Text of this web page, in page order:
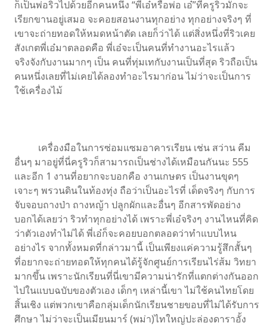
ก็เป็นพ่อริวไปด้วยอีกคนหนึ่ง “พี่เอ๋หรือพ่อ เอ๋”ที่ครูริวมักจะ
เรียกขานอยู่เสมอ จะคอยสอนงานทุกอย่าง ทุกอย่างจริงๆ ที่
เขาจะถ่ายทอดให้หมดหน้าตัด เลยก็ว่าได้ แต่สิ่งหนึ่งที่ริวเคย
สังเกตพี่เอ๋มาตลอดคือ พี่เอ๋จะเป็นคนที่ทํางานอะไรแล้ว
จริงจังกับงานมากๆ เป็น คนที่ทุ่มเทกับงานเป็นที่สุด ริวถือเป็น
คนหนึ่งเลยที่ไม่เคยได้ลองทําอะไรมาก่อน ไม่ว่าจะเป็นการ
ใช้เครื่องไม้
เครื่องมือในการซ่อมแซมอาคารเรียน เช่น สว่าน คีม
อื่นๆ มาอยู่ที่นี่ครูริวก็สามารถเป็นช่างได้เหมือนกันนะ 555
และอีก 1 งานที่อยากจะบอกคือ งานเกษตร เป็นงานขุดๆ
เจาะๆ พรวนดินในท้องทุ่ง ถือว่าเป็นอะไรที่ เด็ดจริงๆ กับการ
จับจอบถางป่า ถางหญ้า ปลูกผักและอื่นๆ อีกสารพัดอย่าง
บอกได้เลยว่า ริวทําทุกอย่างได้ เพราะพี่เอ๋จริงๆ งานไหนที่คิด
ว่าตัวเองทําไม่ได้ พี่เอ๋ก็จะคอยบอกตลอดว่าทําแบบไหน
อย่างไร จากทั้งหมดที่กล่าวมานี้ เป็นเพียงแค่ความรู้สึกสั้นๆ
ที่อยากจะถ่ายทอดให้ทุกคนได้รู้จักศูนย์การเรียนไร่ส้ม วิทยา
มากขึ้น เพราะนักเรียนที่นี่เขามีความน่ารักที่แตกต่างกันออก
ไปในแบบฉบับของตัวเอง เด็กๆ เหล่านี้เขา ไม่ใช้คนไทยโดย
สิ้นเชิง แต่พวกเขาคือกลุ่มเด็กนักเรียนชายขอบที่ไม่ได้รับการ
ศึกษา ไม่ว่าจะเป็นเมียนมาร์ (พม่า)ไทใหญ่ปะล่องดาราอั้ง